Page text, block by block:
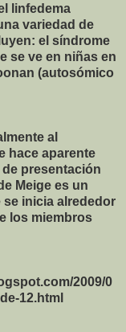
linfedema
variedad de
el síndrome
se ve en niñas en
(autosómico
al
hace aparente
presentación
Meige es un
inicia alrededor
los miembros
2009/0
12.html